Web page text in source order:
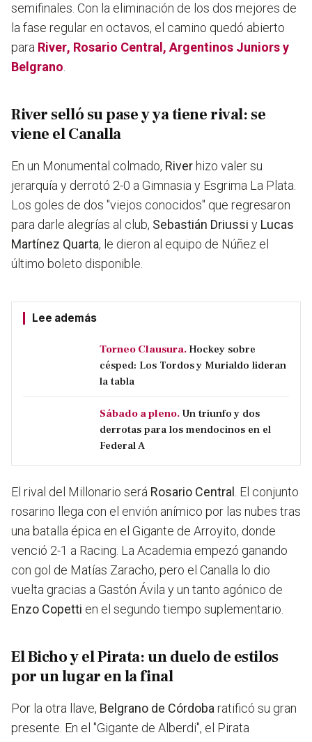
semifinales. Con la eliminación de los dos mejores de
la fase regular en octavos, el camino quedó abierto
para River, Rosario Central, Argentinos Juniors y
Belgrano
River selló su pase y ya tiene rival: se
viene el Canalla
En un Monumental colmado, River hizo valer su
jerarquía y derrotó 2-0 a Gimnasia y Esgrima La Plata.
Los goles de dos "viejos conocidos" que regresaron
para darle alegrías al club, Sebastián Driussi y Lucas
Martínez Quarta, le dieron al equipo de Núñez el
último boleto disponible.
Lee además
Torneo Clausura. Hockey sobre
césped: Los Tordos y Murialdo lideran
la tabla
Sábado a pleno. Un triunfo y dos
derrotas para los mendocinos en el
Federal A
El rival del Millonario será Rosario Central
. El conjunto
rosarino llega con el envión anímico por las nubes tras
una batalla épica en el Gigante de Arroyito, donde
venció 2-1 a Racing. La Academia empezó ganando
con gol de Matías Zaracho, pero el Canalla lo dio
vuelta gracias a Gastón Ávila y un tanto agónico de
Enzo Copetti en el segundo tiempo suplementario.
El Bicho y el Pirata: un duelo de estilos
por un lugar en la final
Por la otra llave, Belgrano de Córdoba ratificó su gran
presente. En el "Gigante de Alberdi", el Pirata